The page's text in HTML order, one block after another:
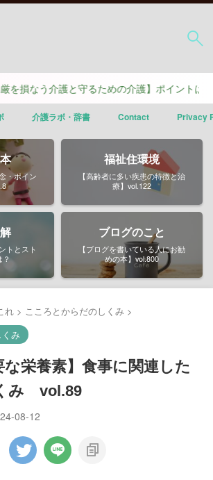
介護と守るための介護】ポイントは４つ」
介護ラボ・辞書 Contact Privacy
・ポイン
福祉住環境
【高齢者に多い疾患の特徴と治
療】vol.122
トとスト
？
ブログのこと
【ブログを書いている人にお勧
めの本】vol.800
れ > こころとからだのしくみ >
み
な栄養素】食事に関連した
み vol.89
08-12